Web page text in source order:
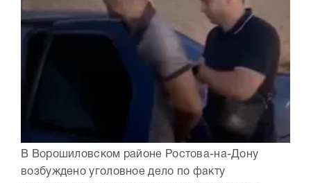
В Ворошиловском районе Ростова-на-Дону
возбуждено уголовное дело по факту